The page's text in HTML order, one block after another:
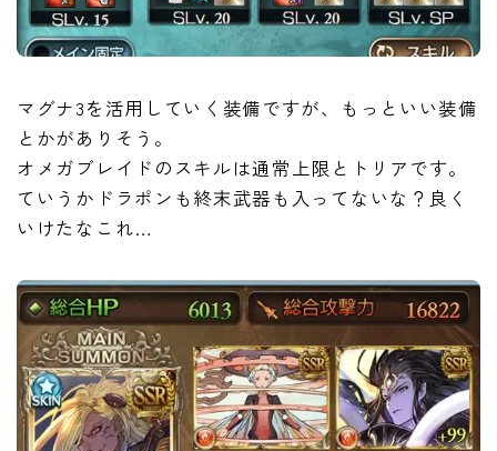
マグナ3を活用していく装備ですが、もっといい装備
とかがありそう。
オメガブレイドのスキルは通常上限とトリアです。
ていうかドラポンも終末武器も入ってないな？良く
いけたなこれ…